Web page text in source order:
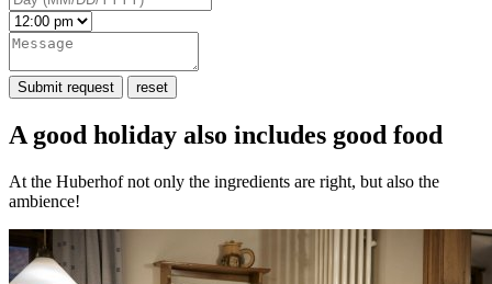
Submit request reset
A good holiday also includes good food
At the Huberhof not only the ingredients are right, but also the
ambience!